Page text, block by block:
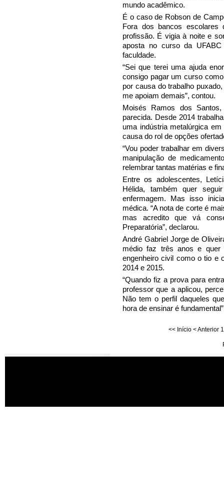
mundo acadêmico.
É o caso de Robson de
Fora dos bancos escolares
profissão. É vigia à noite e
aposta no curso da
faculdade.
“Sei que terei uma ajuda
consigo pagar um curso
por causa do trabalho
me apoiam demais”, contou.
Moisés Ramos dos
parecida. Desde 2014
uma indústria metalúrgica
causa do rol de opções
“Vou poder trabalhar em
manipulação de
relembrar tantas matérias e
Entre os adolescentes,
Hélida, também quer
enfermagem. Mas isso
médica. “A nota de corte é
mas acredito que vá
Preparatória”, declarou.
André Gabriel Jorge de
médio faz três anos e quer
engenheiro civil como o tio e
2014 e 2015.
“Quando fiz a prova para
professor que a aplicou,
Não tem o perfil daqueles
hora de ensinar é
<< Início <Anterior 1